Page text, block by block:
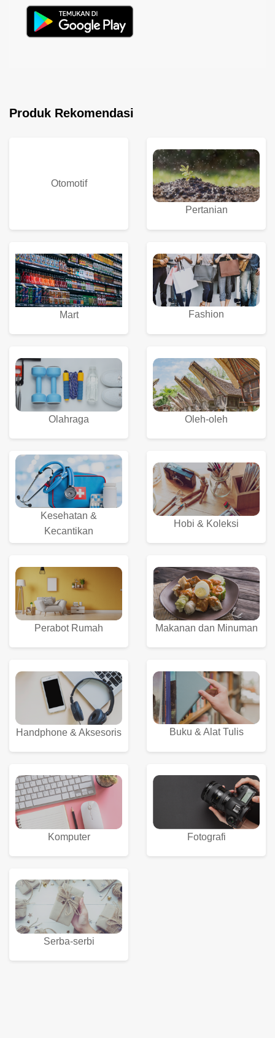
Produk Rekomendasi
Otomotif
Pertanian
Mart Fashion
Olahraga Oleh-oleh
Kesehatan &
Kecantikan
Hobi & Koleksi
Perabot Rumah Makanan dan Minuman
Handphone & Aksesoris Buku & Alat Tulis
Komputer Fotografi
Serba-serbi